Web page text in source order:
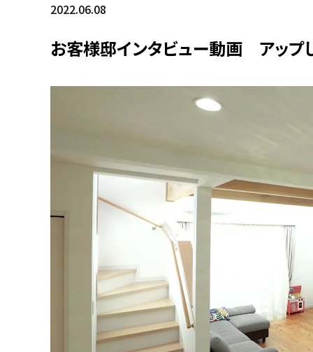
2022.06.08
お客様邸インタビュー動画 アップ